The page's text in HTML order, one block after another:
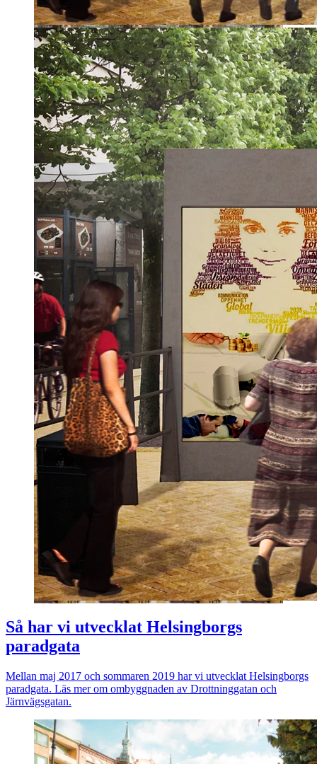
Så har vi utvecklat Helsingborgs
paradgata
Mellan maj 2017 och sommaren 2019 har vi utvecklat Helsingborgs
paradgata. Läs mer om ombyggnaden av Drottninggatan och
Järnvägsgatan.